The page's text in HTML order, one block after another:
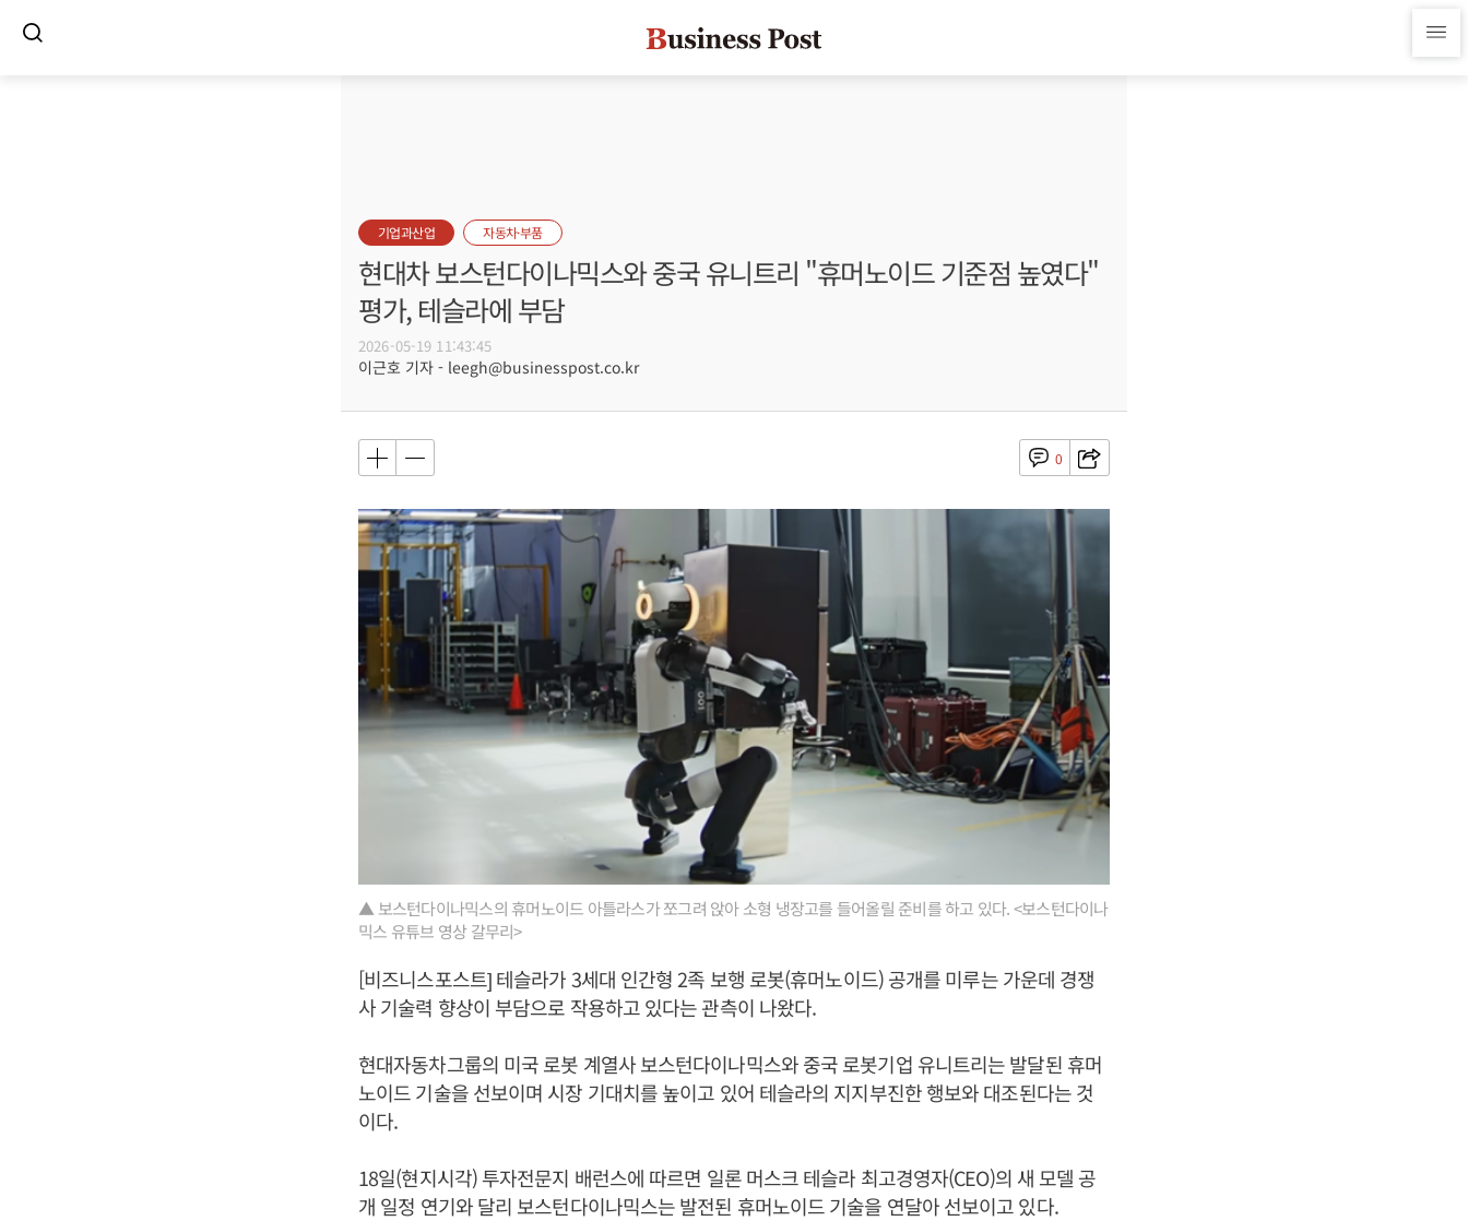
기업과산업 자동차·부품
현대차 보스턴다이나믹스와 중국 유니트리 "휴머노이드 기준점 높였다"
평가, 테슬라에 부담
2026-05-19 11:43:45
이근호 기자 - leegh@businesspost.co.kr
0
▲ 보스턴다이나믹스의 휴머노이드 아틀라스가 쪼그려 앉아 소형 냉장고를 들어올릴 준비를 하고 있다. <보스턴다이나
믹스 유튜브 영상 갈무리>
[비즈니스포스트] 테슬라가 3세대 인간형 2족 보행 로봇(휴머노이드) 공개를 미루는 가운데 경쟁
사 기술력 향상이 부담으로 작용하고 있다는 관측이 나왔다.
현대자동차그룹의 미국 로봇 계열사 보스턴다이나믹스와 중국 로봇기업 유니트리는 발달된 휴머
노이드 기술을 선보이며 시장 기대치를 높이고 있어 테슬라의 지지부진한 행보와 대조된다는 것
이다.
18일(현지시각) 투자전문지 배런스에 따르면 일론 머스크 테슬라 최고경영자(CEO)의 새 모델 공
개 일정 연기와 달리 보스턴다이나믹스는 발전된 휴머노이드 기술을 연달아 선보이고 있다.